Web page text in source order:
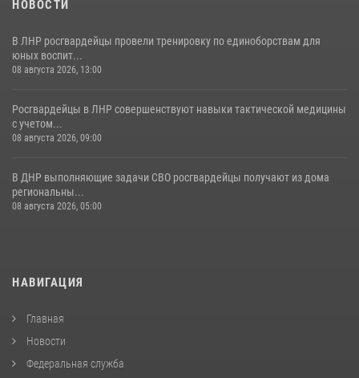
НОВОСТИ
В ЛНР росгвардейцы провели тренировку по единоборствам для
юных воспит...
08 августа 2026, 13:00
Росгвардейцы в ЛНР совершенствуют навыки тактической медицины
с учетом...
08 августа 2026, 09:00
В ДНР выполняющие задачи СВО росгвардейцы получают из дома
региональны...
08 августа 2026, 05:00
НАВИГАЦИЯ
Главная
Новости
Федеральная служба